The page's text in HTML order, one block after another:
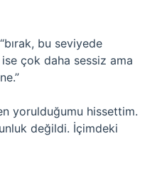
bu seviyede
çok daha sessiz ama
yorulduğumu hissettim.
değildi. İçimdeki